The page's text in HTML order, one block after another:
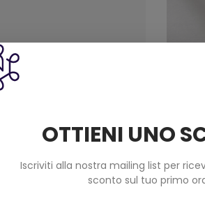
Freudenberg Cm 90 Art
7,00 €
OTTIENI UNO
Iscriviti alla nostra mailing list per
sconto sul tuo primo